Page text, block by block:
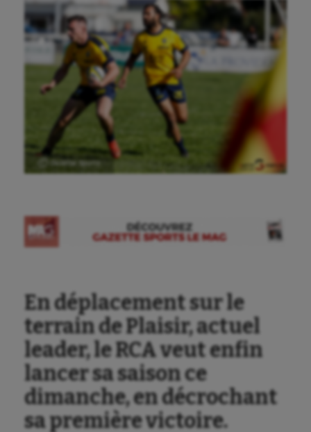
Athlétisme
Auto
Aviron
Balle à la main
Ballon au poing
Ⓒ Gazette Sports
En déplacement sur le
terrain de Plaisir, actuel
leader, le RCA veut enfin
lancer sa saison ce
dimanche, en décrochant
sa première victoire.